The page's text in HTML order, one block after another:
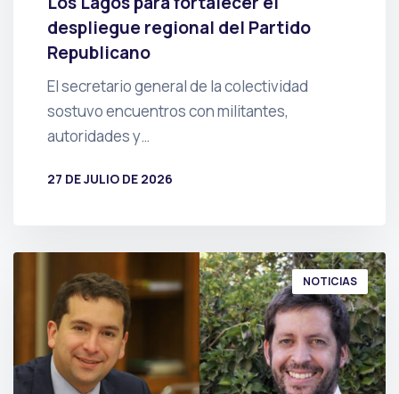
despliegue regional del Partido
Republicano
El secretario general de la colectividad
sostuvo encuentros con militantes,
autoridades y…
27 DE JULIO DE 2026
NOTICIAS